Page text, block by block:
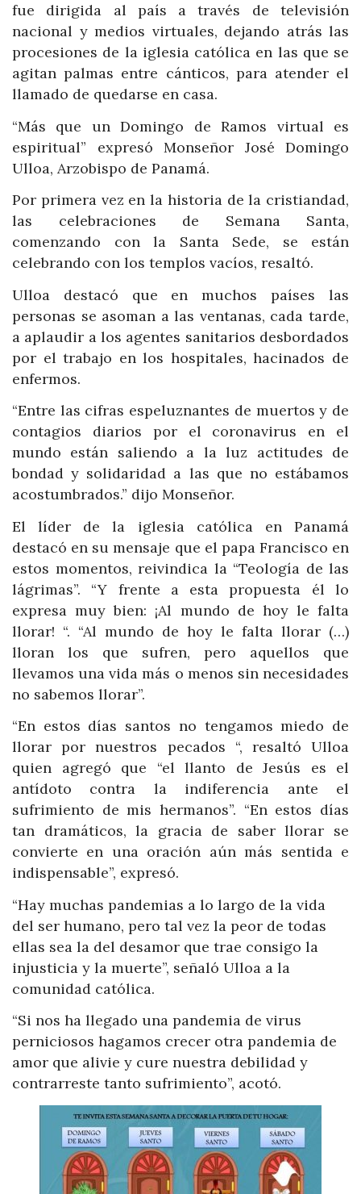
fue dirigida al país a través de televisión
nacional y medios virtuales, dejando atrás las
procesiones de la iglesia católica en las que se
agitan palmas entre cánticos, para atender el
llamado de quedarse en casa.
“Más que un Domingo de Ramos virtual es
espiritual” expresó Monseñor José Domingo
Ulloa, Arzobispo de Panamá.
Por primera vez en la historia de la cristiandad,
las celebraciones de Semana Santa,
comenzando con la Santa Sede, se están
celebrando con los templos vacíos, resaltó.
Ulloa destacó que en muchos países las
personas se asoman a las ventanas, cada tarde,
a aplaudir a los agentes sanitarios desbordados
por el trabajo en los hospitales, hacinados de
enfermos.
“Entre las cifras espeluznantes de muertos y de
contagios diarios por el coronavirus en el
mundo están saliendo a la luz actitudes de
bondad y solidaridad a las que no estábamos
acostumbrados.” dijo Monseñor.
El líder de la iglesia católica en Panamá
destacó en su mensaje que el papa Francisco en
estos momentos, reivindica la “Teología de las
lágrimas”. “Y frente a esta propuesta él lo
expresa muy bien: ¡Al mundo de hoy le falta
llorar! “. “Al mundo de hoy le falta llorar (…)
lloran los que sufren, pero aquellos que
llevamos una vida más o menos sin necesidades
no sabemos llorar”.
“En estos días santos no tengamos miedo de
llorar por nuestros pecados “, resaltó Ulloa
quien agregó que “el llanto de Jesús es el
antídoto contra la indiferencia ante el
sufrimiento de mis hermanos”. “En estos días
tan dramáticos, la gracia de saber llorar se
convierte en una oración aún más sentida e
indispensable”, expresó.
“Hay muchas pandemias a lo largo de la vida
del ser humano, pero tal vez la peor de todas
ellas sea la del desamor que trae consigo la
injusticia y la muerte”, señaló Ulloa a la
comunidad católica.
“Si nos ha llegado una pandemia de virus
perniciosos hagamos crecer otra pandemia de
amor que alivie y cure nuestra debilidad y
contrarreste tanto sufrimiento”, acotó.